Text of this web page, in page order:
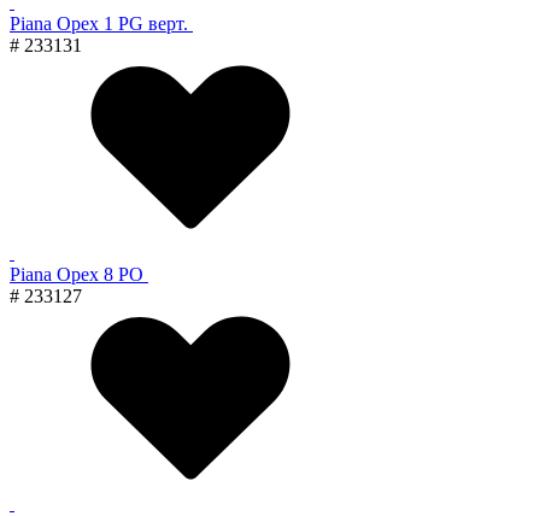
Piana Орех 1 PG верт.
# 233131
Piana Орех 8 PO
# 233127